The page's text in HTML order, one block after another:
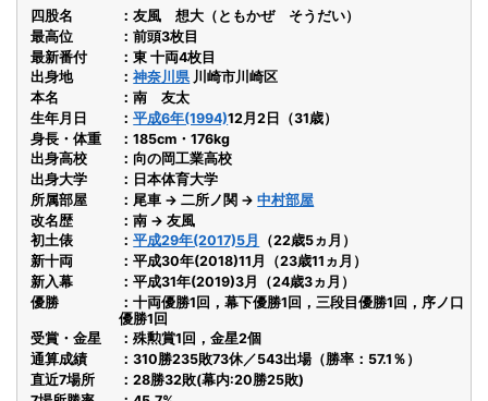
四股名
友風 想大（ともかぜ そうだい）
最高位
前頭3枚目
最新番付
東 十両4枚目
出身地
神奈川県川崎市川崎区
本名
南 友太
生年月日
平成6年(1994)12月2日（31歳）
身長・体重
185cm・176kg
出身高校
向の岡工業高校
出身大学
日本体育大学
所属部屋
尾車 → 二所ノ関 →中村部屋
改名歴
南 → 友風
初土俵
平成29年(2017)5月
（22歳5ヵ月）
新十両
平成30年(2018)11月（23歳11ヵ月）
新入幕
平成31年(2019)3月（24歳3ヵ月）
優勝
十両優勝1回，幕下優勝1回，三段目優勝1回，序ノ口
優勝1回
受賞・金星
殊勲賞1回，金星2個
通算成績
310勝235敗73休／543出場（勝率：57.1％）
直近7場所
28勝32敗(幕内:20勝25敗)